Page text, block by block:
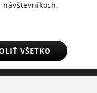
VŠETKO